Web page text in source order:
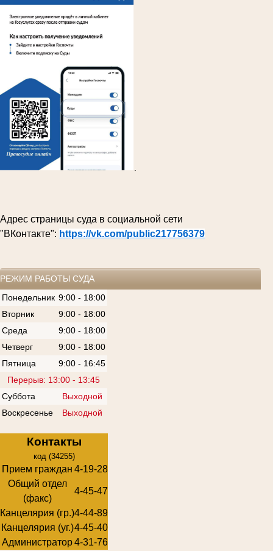
Адрес страницы суда в социальной сети
"ВКонтакте": https://vk.com/public217756379
РЕЖИМ РАБОТЫ СУДА
Понедельник 9:00 - 18:00
Вторник
9:00 - 18:00
Среда
9:00 - 18:00
Четверг
9:00 - 18:00
Пятница
9:00 - 16:45
Перерыв: 13:00 - 13:45
Суббота
Выходной
Воскресенье
Выходной
Контакты
код (34255)
Прием граждан 4-19-28
Общий отдел
(факс)
4-45-47
Канцелярия (гр.)4-44-89
Канцелярия (уг.)4-45-40
Администратор4-31-76